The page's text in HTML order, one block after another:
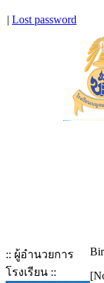
| Lost password
:: ผู้อำนวยการ
โรงเรียน ::